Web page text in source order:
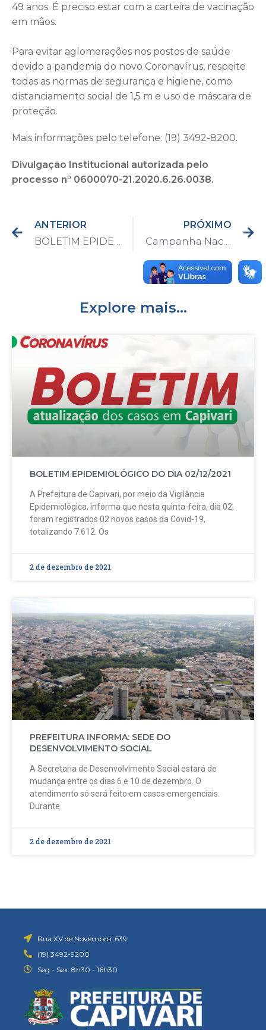
49 anos. É preciso estar com a carteira de vacinação
em mãos.
Para evitar aglomerações nos postos de saúde
devido a pandemia do novo Coronavírus, respeite
todas as normas de segurança e higiene, como
distanciamento social de 1,5 m e uso de máscara de
proteção.
Mais informações pelo telefone: (19) 3492-8200.
Divulgação Institucional autorizada pelo
processo n° 0600070-21.2020.6.26.0038.
ANTERIOR
PRÓXIMO
Explore mais...
BOLETIM EPIDEMIOLÓGICO DO DIA 02/12/2021
A Prefeitura de Capivari, por meio da Vigilância
Epidemiológica, informa que nesta quinta-feira, dia 02,
foram registrados 02 novos casos da Covid-19,
totalizando 7.612. Os
2 de dezembro de 2021
PREFEITURA INFORMA: SEDE DO
DESENVOLVIMENTO SOCIAL
A Secretaria de Desenvolvimento Social estará de
mudança entre os dias 6 e 10 de dezembro. O
atendimento só será feito em casos emergenciais.
Durante
2 de dezembro de 2021
Rua XV de Novembro, 639
(19) 3492-9200
Seg - Sex: 8h30 - 16h30